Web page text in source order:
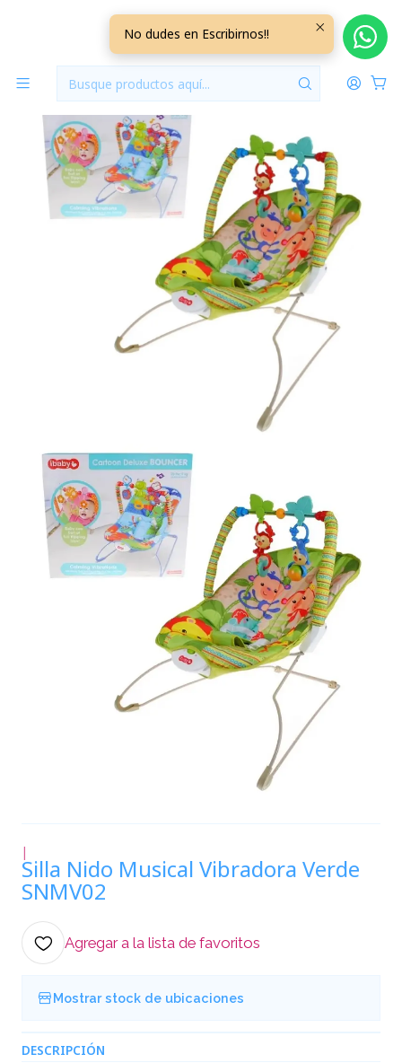
Inicio Jugueteria
Silla Nido Musical Vibradora Verde SNMV02
|
Silla Nido Musical Vibradora Verde
SNMV02
Agregar a la lista de favoritos
Mostrar stock de ubicaciones
DESCRIPCIÓN
No dudes en Escribirnos!!